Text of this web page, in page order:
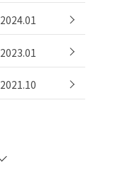
2024.01
2023.01
2021.10